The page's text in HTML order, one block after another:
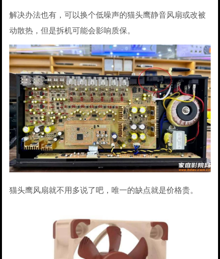
解决办法也有，可以换个低噪声的猫头鹰静音风扇或改被
动散热，但是拆机可能会影响质保。
猫头鹰风扇就不用多说了吧，唯一的缺点就是价格贵。